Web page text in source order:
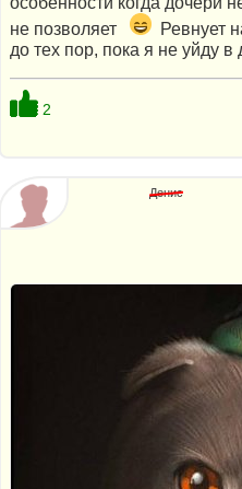
не позволяет
Ревнует
до тех пор, пока я не уйду в
2
Денис